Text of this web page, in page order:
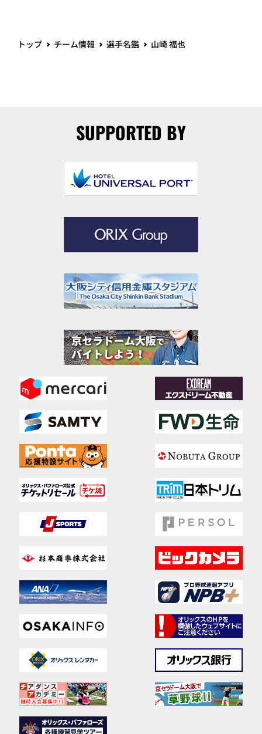
トップ チーム情報 選手名鑑 山崎 福也
SUPPORTED BY